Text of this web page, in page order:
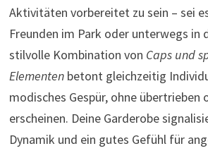
Aktivitäten vorbereitet zu sein – sei
Freunden im Park oder unterwegs in
stilvolle Kombination von Caps und
Elementenbetont gleichzeitig
modisches Gespür, ohne übertrieben
erscheinen. Deine Garderobe
Dynamik und ein gutes Gefühl für